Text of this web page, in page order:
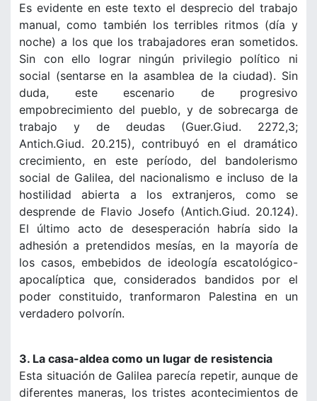
Es evidente en este texto el desprecio del trabajo
manual, como también los terribles ritmos (día y
noche) a los que los trabajadores eran sometidos.
Sin con ello lograr ningún privilegio político ni
social (sentarse en la asamblea de la ciudad). Sin
duda, este escenario de progresivo
empobrecimiento del pueblo, y de sobrecarga de
trabajo y de deudas (Guer.Giud. 2272,3;
Antich.Giud. 20.215), contribuyó en el dramático
crecimiento, en este período, del bandolerismo
social de Galilea, del nacionalismo e incluso de la
hostilidad abierta a los extranjeros, como se
desprende de Flavio Josefo (Antich.Giud. 20.124).
El último acto de desesperación habría sido la
adhesión a pretendidos mesías, en la mayoría de
los casos, embebidos de ideología escatológico-
apocalíptica que, considerados bandidos por el
poder constituido, tranformaron Palestina en un
verdadero polvorín.
3. La casa-aldea como un lugar de resistencia
Esta situación de Galilea parecía repetir, aunque de
diferentes maneras, los tristes acontecimientos de